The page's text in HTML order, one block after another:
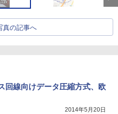
真の記事へ
回線向けデータ圧縮方式、欧
2014年5月20日